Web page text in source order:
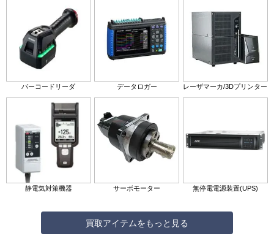
バーコードリーダ データロガー レーザマーカ/3Dプリンター
静電気対策機器 サーボモーター 無停電電源装置(UPS)
買取アイテムをもっと見る